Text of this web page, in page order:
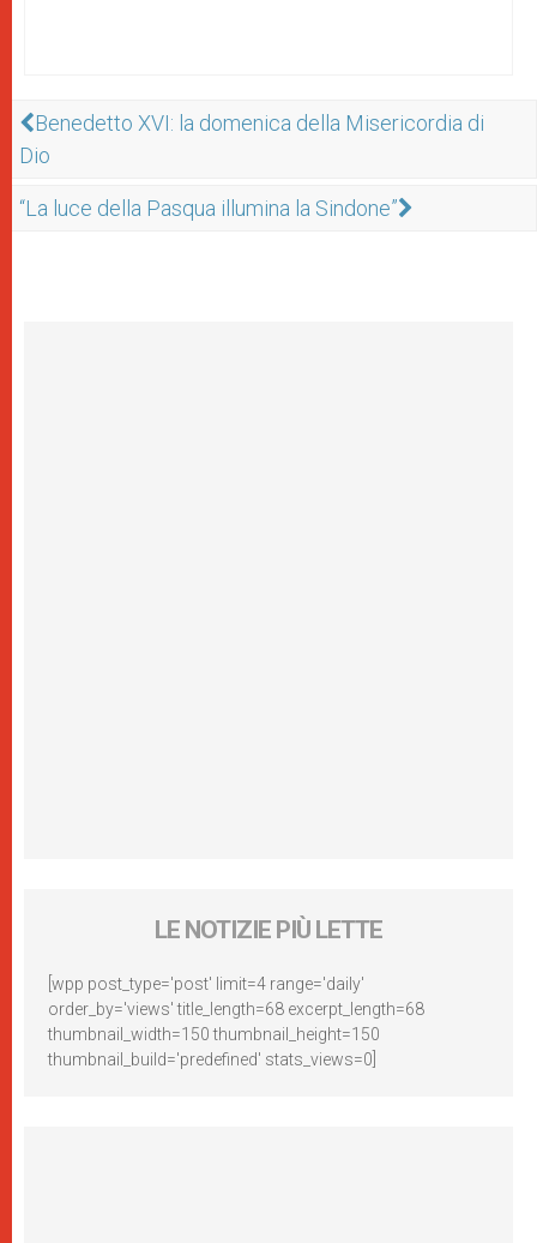
Benedetto XVI: la domenica della Misericordia di
Dio
“La luce della Pasqua illumina la Sindone”
LE NOTIZIE PIÙ LETTE
[wpp post_type='post' limit=4 range='daily'
order_by='views' title_length=68 excerpt_length=68
thumbnail_width=150 thumbnail_height=150
thumbnail_build='predefined' stats_views=0]